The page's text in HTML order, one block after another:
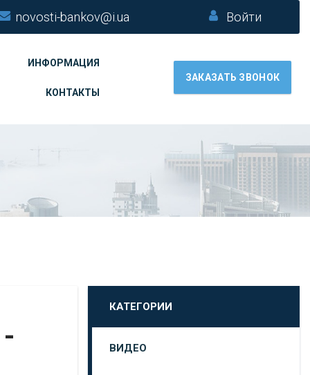
novosti-bankov@i.ua Войти
ИНФОРМАЦИЯ
КОНТАКТЫ
ЗАКАЗАТЬ ЗВОНОК
КАТЕГОРИИ
ВИДЕО